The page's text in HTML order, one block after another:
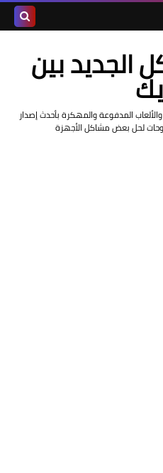
المدونةالجديد بين
المدفوعة والمهكرة بأحدث إصدار
لحل بعض مشاكل الأجهزة